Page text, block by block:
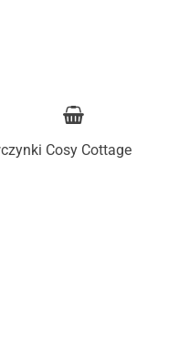
Cosy Cottage